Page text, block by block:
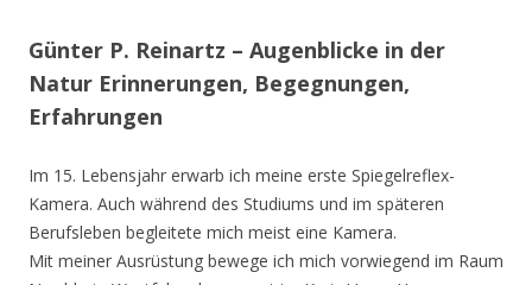
Günter P. Reinartz – Augenblicke in der
Natur Erinnerungen, Begegnungen,
Erfahrungen
Im 15. Lebensjahr erwarb ich meine erste Spiegelreflex-
Kamera. Auch während des Studiums und im späteren
Berufsleben begleitete mich meist eine Kamera.
Mit meiner Ausrüstung bewege ich mich vorwiegend im Raum